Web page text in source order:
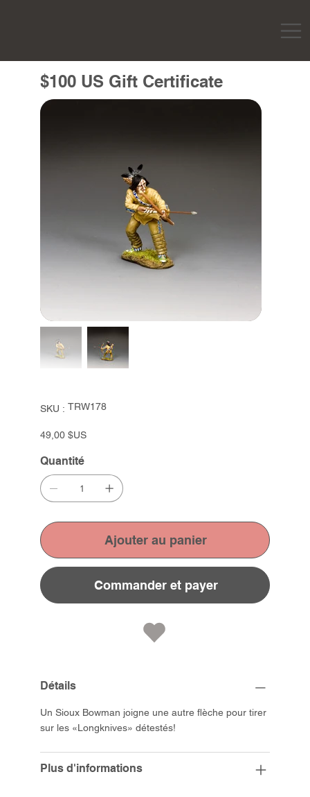
$100 US Gift Certificate
SKU : SKU
TRW178
TRW178
Prix
49,00 $US
Quantité
Ajouter au panier
Commander et payer
Détails
Un Sioux Bowman joigne une autre flèche pour tirer
sur les «Longknives» détestés!
Plus d'informations